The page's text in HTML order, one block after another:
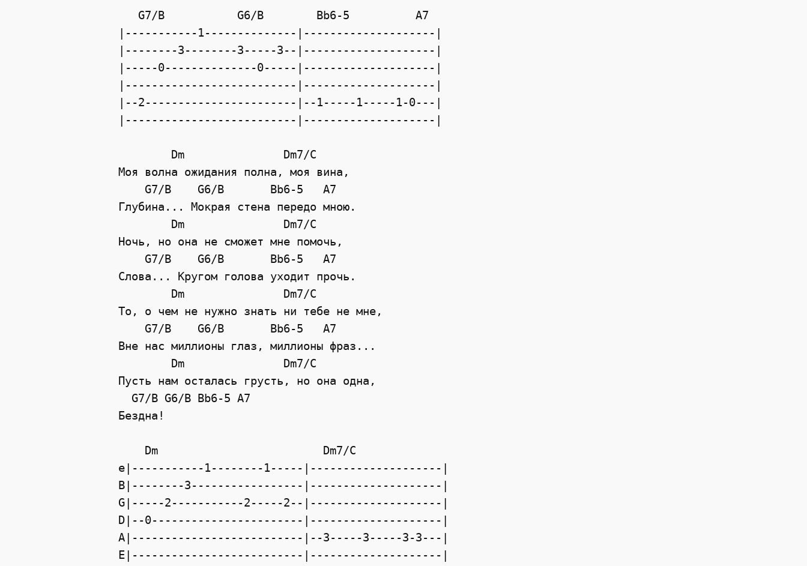
   G7/B           G6/B        Bb6-5          A7
|-----------1--------------|--------------------|
|--------3--------3-----3--|--------------------|
|-----0--------------0-----|--------------------|
|--------------------------|--------------------|
|--2-----------------------|--1-----1-----1-0---|
|--------------------------|--------------------|
        Dm               Dm7/C
Моя волна ожидания полна, моя вина,
    G7/B    G6/B       Bb6-5   A7
Глубина... Мокрая стена передо мною.
        Dm               Dm7/C
Ночь, но она не сможет мне помочь,
    G7/B    G6/B       Bb6-5   A7
Слова... Кругом голова уходит прочь.
        Dm               Dm7/C
То, о чем не нужно знать ни тебе не мне,
    G7/B    G6/B       Bb6-5   A7
Вне нас миллионы глаз, миллионы фраз...
        Dm               Dm7/C
Пусть нам осталась грусть, но она одна,
  G7/B G6/B Bb6-5 A7
Бездна!
    Dm                         Dm7/C
e|-----------1--------1-----|--------------------|
B|--------3-----------------|--------------------|
G|-----2-----------2-----2--|--------------------|
D|--0-----------------------|--------------------|
A|--------------------------|--3-----3-----3-3---|
E|--------------------------|--------------------|